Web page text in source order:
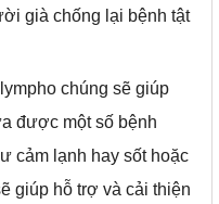
già chống lại bệnh tật
chúng sẽ giúp
được một số bệnh
cảm lạnh hay sốt hoặc
giúp hỗ trợ và cải thiện